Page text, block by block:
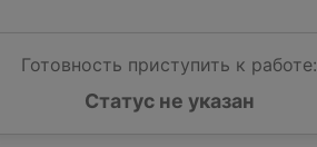
Готовность приступить к работе:
Статус не указан